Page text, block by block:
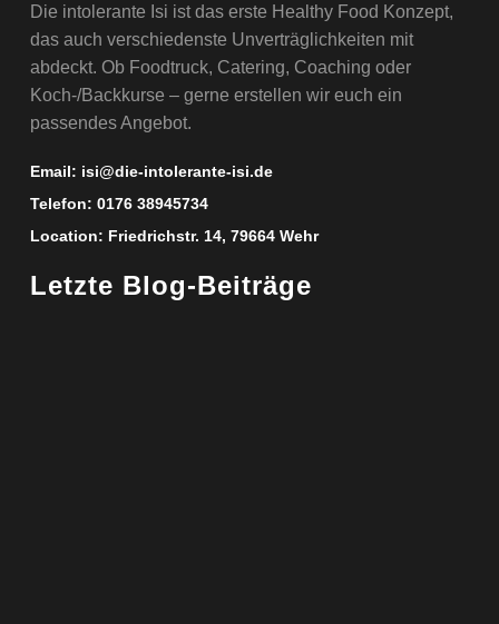
Die intolerante Isi ist das erste Healthy Food Konzept,
das auch verschiedenste Unverträglichkeiten mit
abdeckt. Ob Foodtruck, Catering, Coaching oder
Koch-/Backkurse – gerne erstellen wir euch ein
passendes Angebot.
Email: isi@die-intolerante-isi.de
Telefon: 0176 38945734
Location: Friedrichstr. 14, 79664 Wehr
Letzte Blog-Beiträge